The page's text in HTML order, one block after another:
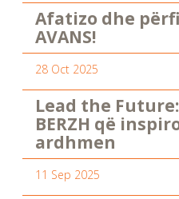
Afatizo dhe
AVANS!
28 Oct 2025
Lead the
BERZH që
ardhmen
11 Sep 2025